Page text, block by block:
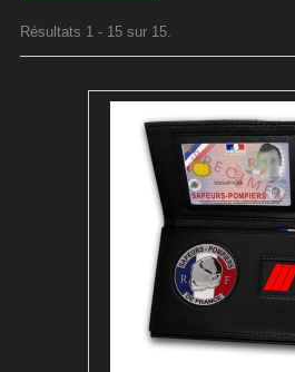
Résultats 1 - 15 sur 15.